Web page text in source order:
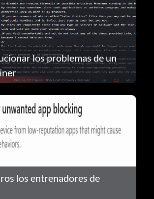
los problemas de un
los entrenadores de